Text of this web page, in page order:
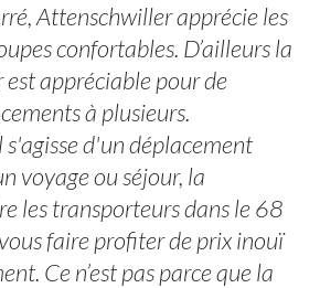
Attenschwiller apprécie les
confortables. D’ailleurs la
appréciable pour de
à plusieurs.
d'un déplacement
voyage ou séjour, la
les transporteurs dans le 68
faire profiter de prix inouï
Ce n’est pas parce que la